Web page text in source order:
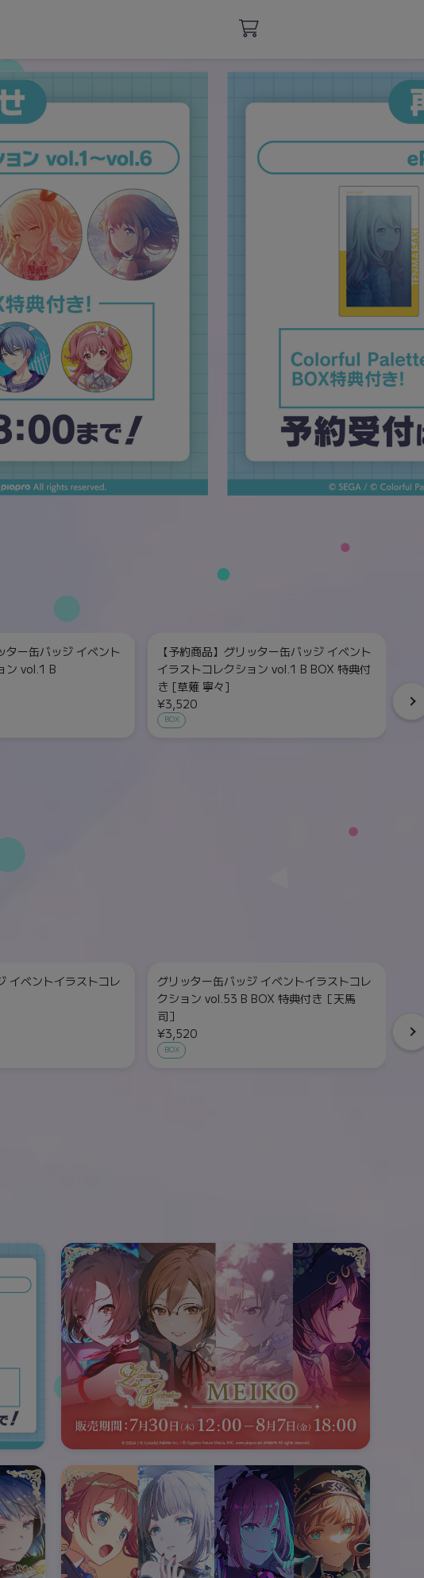
ター缶バッジ イベント
ン vol.1 B
【予約商品】グリッター缶バッジ イベント
イラストコレクション vol.1 B BOX 特典付
き [草薙 寧々]
¥3,520
BOX
単
イベントイラストコレ
グリッター缶バッジ イベントイラストコレ
クション vol.53 B BOX 特典付き［天馬
司］
¥3,520
BOX
単